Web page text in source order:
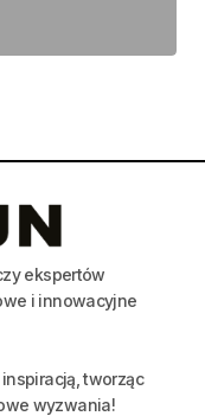
ekspertów
i innowacyjne
tworząc
wyzwania!